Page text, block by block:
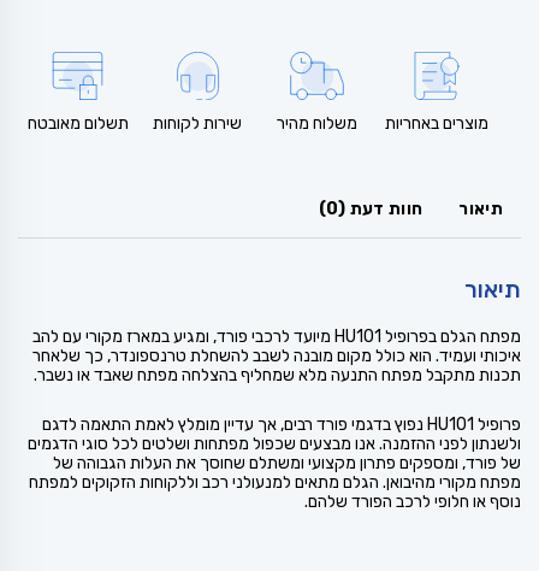
מוצרים באחריות משלוח מהיר שירות לקוחות תשלום מאובטח
תיאור חוות דעת (0)
תיאור
מפתח הגלם בפרופיל HU101 מיועד לרכבי פורד, ומגיע במארז מקורי עם להב
איכותי ועמיד. הוא כולל מקום מובנה לשבב להשחלת טרנספונדר, כך שלאחר
תכנות מתקבל מפתח התנעה מלא שמחליף בהצלחה מפתח שאבד או נשבר.
פרופיל HU101 נפוץ בדגמי פורד רבים, אך עדיין מומלץ לאמת התאמה לדגם
ולשנתון לפני ההזמנה. אנו מבצעים שכפול מפתחות ושלטים לכל סוגי הדגמים
של פורד, ומספקים פתרון מקצועי ומשתלם שחוסך את העלות הגבוהה של
מפתח מקורי מהיבואן. הגלם מתאים למנעולני רכב וללקוחות הזקוקים למפתח
נוסף או חלופי לרכב הפורד שלהם.